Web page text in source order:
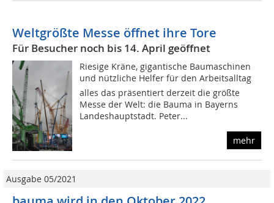
Weltgrößte Messe öffnet ihre Tore
Für Besucher noch bis 14. April geöffnet
Riesige Kräne, gigantische Baumaschinen
und nützliche Helfer für den Arbeitsalltag 
alles das präsentiert derzeit die größte
Messe der Welt: die Bauma in Bayerns
Landeshauptstadt. Peter...
mehr
Ausgabe 05/2021